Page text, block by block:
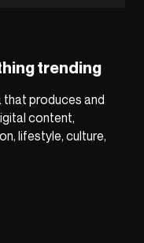
trending
that produces and
content,
lifestyle, culture,